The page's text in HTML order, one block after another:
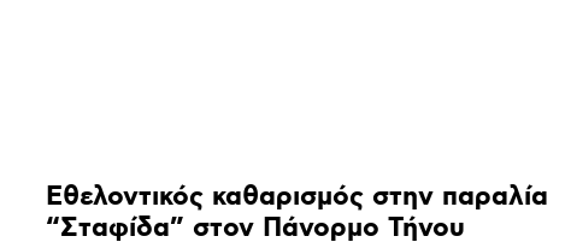
Εθελοντικός καθαρισμός στην παραλία
“Σταφίδα” στον Πάνορμο Τήνου